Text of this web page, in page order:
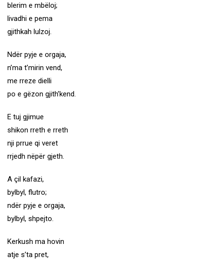
blerim e mbëloj;
livadhi e pema
gjithkah lulzoj.
Ndër pyje e orgaja,
n’ma t’mirin vend,
me rreze dielli
po e gëzon gjith’kend.
E tuj gjimue
shikon rreth e rreth
nji prrue qi veret
rrjedh nëpër gjeth.
A çil kafazi,
bylbyl, flutro;
ndër pyje e orgaja,
bylbyl, shpejto.
Kerkush ma hovin
atje s’ta pret,